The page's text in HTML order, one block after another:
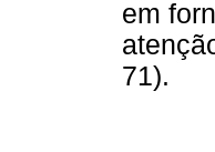
em
71).